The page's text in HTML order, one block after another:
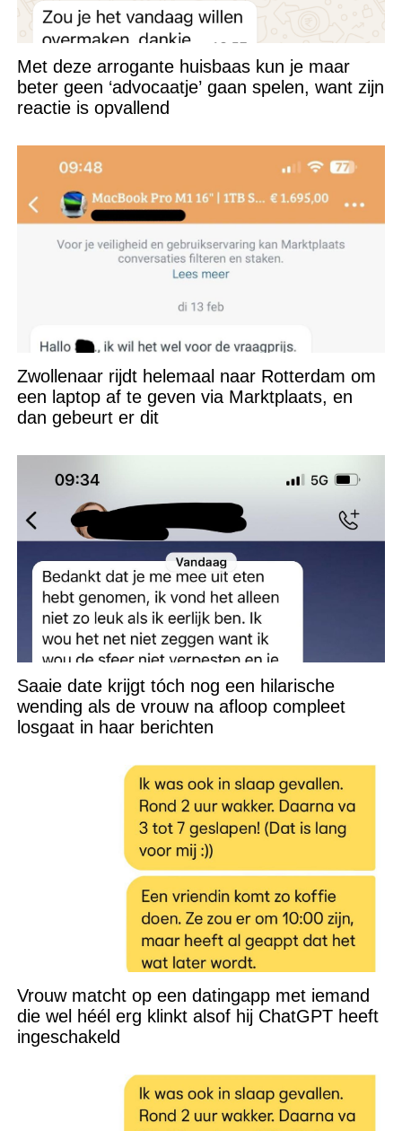
Met deze arrogante huisbaas kun je maar
beter geen ‘advocaatje’ gaan spelen, want zijn
reactie is opvallend
Zwollenaar rijdt helemaal naar Rotterdam om
een laptop af te geven via Marktplaats, en
dan gebeurt er dit
Saaie date krijgt tóch nog een hilarische
wending als de vrouw na afloop compleet
losgaat in haar berichten
Vrouw matcht op een datingapp met iemand
die wel héél erg klinkt alsof hij ChatGPT heeft
ingeschakeld